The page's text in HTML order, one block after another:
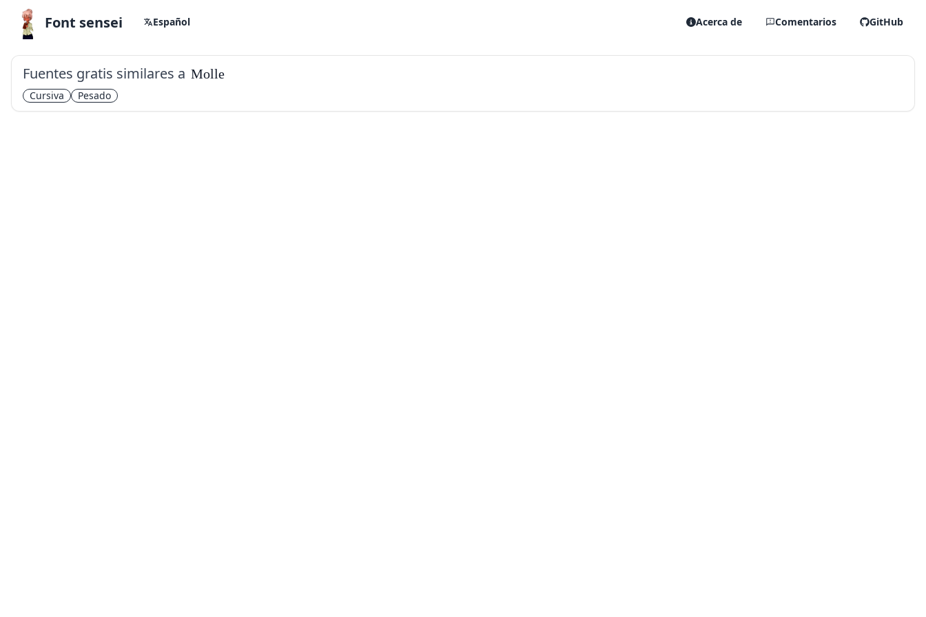
Font sensei Español Acerca de Comentarios GitHub
Fuentes gratis similares a Molle
Cursiva Pesado